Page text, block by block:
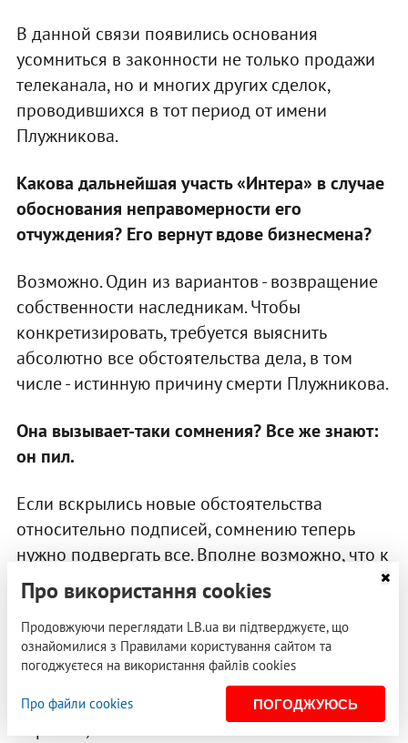
В данной связи появились основания
усомниться в законности не только продажи
телеканала, но и многих других сделок,
проводившихся в тот период от имени
Плужникова.
Какова дальнейшая участь «Интера» в случае
обоснования неправомерности его
отчуждения? Его вернут вдове бизнесмена?
Возможно. Один из вариантов - возвращение
собственности наследникам. Чтобы
конкретизировать, требуется выяснить
абсолютно все обстоятельства дела, в том
числе - истинную причину смерти Плужникова.
Она вызывает-таки сомнения? Все же знают:
он пил.
Если вскрылись новые обстоятельства
относительно подписей, сомнению теперь
нужно подвергать все. Вполне возможно, что к
теме его смерти тоже следует вернуться.
Если бы дело находилось у меня - мог бы
сказать точнее, а так - это лишь мои
предположения. Хотя, очевидно, что тема
требует детального изучения. Не исключено,
впрочем, что особых тайн там нет. Мог ли
Про використання cookies
Продовжуючи переглядати LB.ua ви підтверджуєте, що
ознайомилися з Правилами користування сайтом та
погоджуєтеся на використання файлів cookies
Про файли cookies ПОГОДЖУЮСЬ